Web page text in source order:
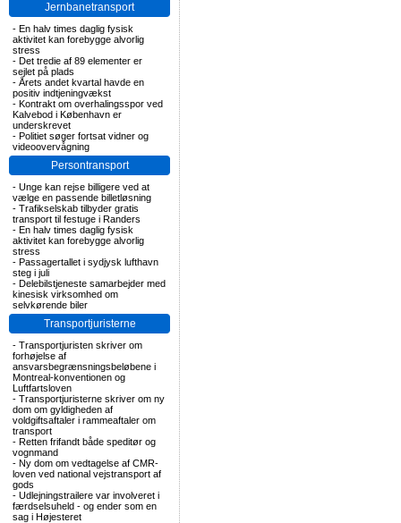
Jernbanetransport
- En halv times daglig fysisk
aktivitet kan forebygge alvorlig
stress
- Det tredie af 89 elementer er
sejlet på plads
- Årets andet kvartal havde en
positiv indtjeningvækst
- Kontrakt om overhalingsspor ved
Kalvebod i København er
underskrevet
- Politiet søger fortsat vidner og
videoovervågning
Persontransport
- Unge kan rejse billigere ved at
vælge en passende billetløsning
- Trafikselskab tilbyder gratis
transport til festuge i Randers
- En halv times daglig fysisk
aktivitet kan forebygge alvorlig
stress
- Passagertallet i sydjysk lufthavn
steg i juli
- Delebilstjeneste samarbejder med
kinesisk virksomhed om
selvkørende biler
Transportjuristerne
- Transportjuristen skriver om
forhøjelse af
ansvarsbegrænsningsbeløbene i
Montreal-konventionen og
Luftfartsloven
- Transportjuristerne skriver om ny
dom om gyldigheden af
voldgiftsaftaler i rammeaftaler om
transport
- Retten frifandt både speditør og
vognmand
- Ny dom om vedtagelse af CMR-
loven ved national vejstransport af
gods
- Udlejningstrailere var involveret i
færdselsuheld - og ender som en
sag i Højesteret